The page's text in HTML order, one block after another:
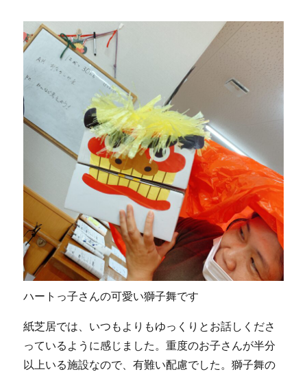
ハートっ子さんの可愛い獅子舞です
紙芝居では、いつもよりもゆっくりとお話しくださ
っているように感じました。重度のお子さんが半分
以上いる施設なので、有難い配慮でした。獅子舞の